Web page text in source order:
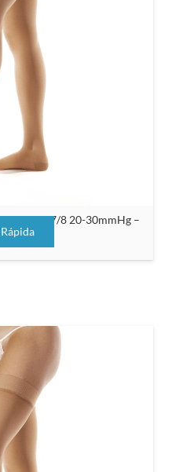
Coxa 7/8 20-30mmHg –